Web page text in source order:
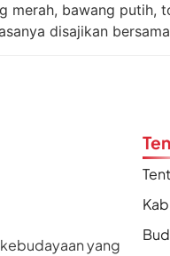
merah, bawang putih,
disajikan
yang